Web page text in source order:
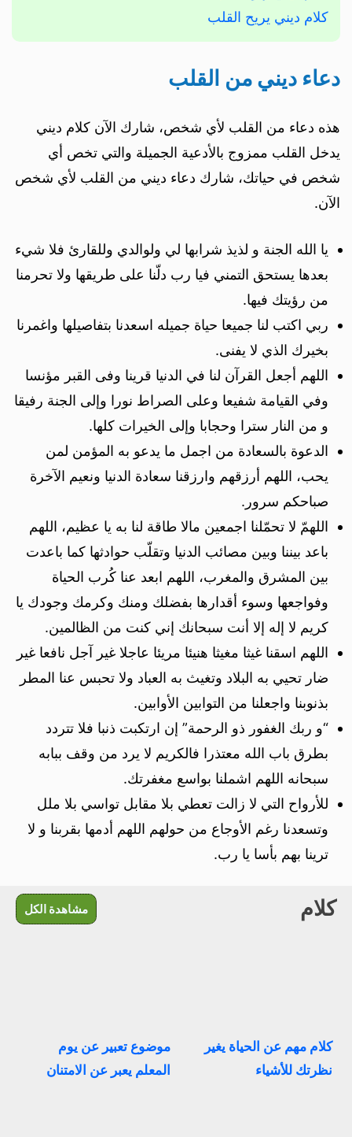
كلام ديني يريح القلب
دعاء ديني من القلب
هذه دعاء من القلب لأي شخص، شارك الآن كلام ديني
يدخل القلب ممزوج بالأدعية الجميلة والتي تخص أي
شخص في حياتك، شارك دعاء ديني من القلب لأي شخص
الآن.
يا الله الجنة و لذيذ شرابها لي ولوالدي وللقارئ فلا شيء
بعدها يستحق التمني فيا رب دلّنا على طريقها ولا تحرمنا
من رؤيتك فيها.
ربي اكتب لنا جميعا حياة جميله اسعدنا بتفاصيلها واغمرنا
بخيرك الذي لا يفنى.
اللهم أجعل القرآن لنا في الدنيا قرينا وفى القبر مؤنسا
وفي القيامة شفيعا وعلى الصراط نورا وإلى الجنة رفيقا
و من النار سترا وحجابا وإلى الخيرات كلها.
الدعوة بالسعادة من اجمل ما يدعو به المؤمن لمن
يحب، اللهم أرزقهم وارزقنا سعادة الدنيا ونعيم الآخرة
صباحكم سرور.
اللهمّ لا تحمّلنا اجمعين مالا طاقة لنا به يا عظيم، اللهم
باعد بيننا وبين مصائب الدنيا وتقلّب حوادثها كما باعدت
بين المشرق والمغرب، اللهم ابعد عنا كُرب الحياة
وفواجعها وسوء أقدارها بفضلك ومنك وكرمك وجودك يا
كريم لا إله إلا أنت سبحانك إني كنت من الظالمين.
اللهم اسقنا غيثا مغيثا هنيئا مريئا عاجلا غير آجل نافعا غير
ضار تحيي به البلاد وتغيث به العباد ولا تحبس عنا المطر
بذنوبنا واجعلنا من التوابين الأوابين.
“و ربك الغفور ذو الرحمة” إن ارتكبت ذنبا فلا تتردد
بطرق باب الله معتذرا فالكريم لا يرد من وقف ببابه
سبحانه اللهم اشملنا بواسع مغفرتك.
للأرواح التي لا زالت تعطي بلا مقابل تواسي بلا ملل
وتسعدنا رغم الأوجاع من حولهم اللهم أدمها بقربنا و لا
ترينا بهم بأسا يا رب.
كلام مشاهدة الكل
كلام مهم عن الحياة يغير
نظرتك للأشياء
موضوع تعبير عن يوم
المعلم يعبر عن الامتنان